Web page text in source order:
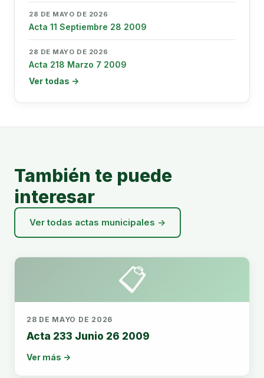
28 DE MAYO DE 2026
Acta 11 Septiembre 28 2009
28 DE MAYO DE 2026
Acta 218 Marzo 7 2009
Ver todas →
También te puede
interesar
Ver todas actas municipales →
📋
28 DE MAYO DE 2026
Acta 233 Junio 26 2009
Ver más →